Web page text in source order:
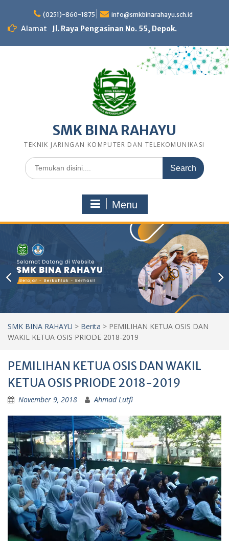
content
(0251)-860-1875 info@smkbinarahayu.sch.id
Alamat Jl. Raya Pengasinan No. 55, Depok.
SMK BINA RAHAYU
TEKNIK JARINGAN KOMPUTER DAN TELEKOMUNIKASI
Search
for:
Menu
SMK BINA RAHAYU > Berita > PEMILIHAN KETUA OSIS DAN
WAKIL KETUA OSIS PRIODE 2018-2019
PEMILIHAN KETUA OSIS DAN WAKIL
KETUA OSIS PRIODE 2018-2019
November 9, 2018 Ahmad Lutfi